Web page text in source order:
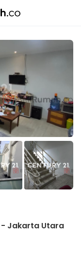
- Jakarta Utara